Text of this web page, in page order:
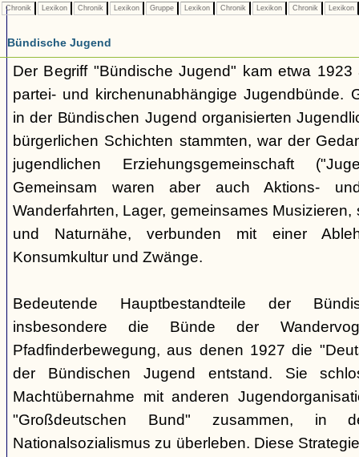
Chronik Lexikon Chronik Lexikon Gruppe Lexikon Chronik Lexikon Chronik Lexikon
Bündische Jugend
Der Begriff "Bündische Jugend" kam etwa
partei- und kirchenunabhängige Jugendbünde.
in der Bündischen Jugend organisierten
bürgerlichen Schichten stammten, war der
jugendlichen Erziehungsgemeinschaft
Gemeinsam waren aber auch Aktions-
Wanderfahrten, Lager, gemeinsames
und Naturnähe, verbunden mit einer
Konsumkultur und Zwänge.
Bedeutende Hauptbestandteile der
insbesondere die Bünde der
Pfadfinderbewegung, aus denen 1927 die
der Bündischen Jugend entstand. Sie
Machtübernahme mit anderen
"Großdeutschen Bund" zusammen,
Nationalsozialismus zu überleben. Diese